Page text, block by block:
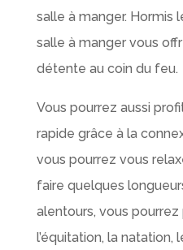
salle à manger. Hormis
salle à manger vous
détente au coin du feu.
Vous pourrez aussi
rapide grâce à la
vous pourrez vous
faire quelques
alentours, vous
l’équitation, la natation,